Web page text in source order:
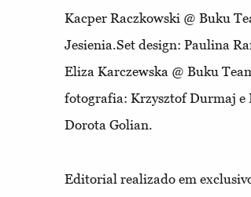
Kacper Raczkowski @ Buku
Jesienia.Set design: Paulina
Eliza Karczewska @ Buku
fotografia: Krzysztof Durmaj e
Dorota Golian.
Editorial realizado em